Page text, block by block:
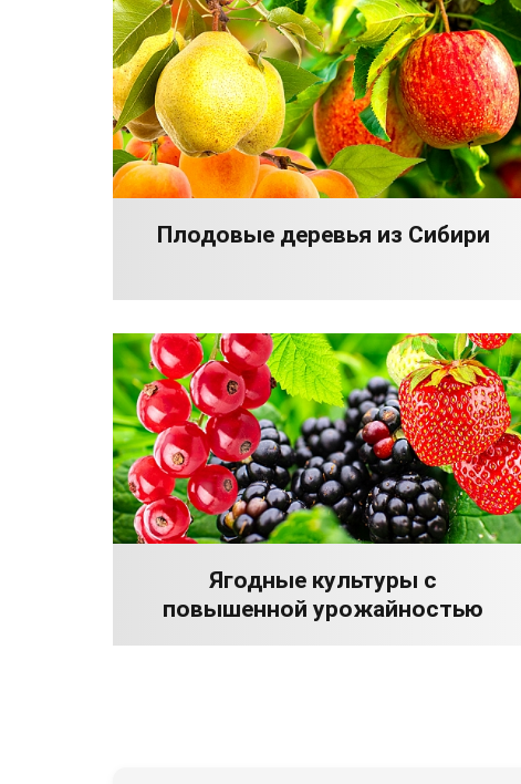
Плодовые деревья из Сибири
Ягодные культуры с
повышенной урожайностью